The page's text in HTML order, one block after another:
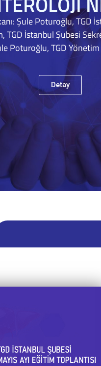
Şule Poturoğlu, TGD
TGD İstanbul Şubesi
Poturoğlu, TGD
Detay